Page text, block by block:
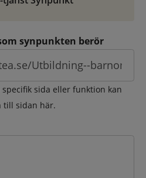
synpunkten berör
sida eller funktion kan
till sidan här.